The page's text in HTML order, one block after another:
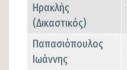
Ηρακλής
(Δικαστικός)
Παπασιόπουλος
Ιωάννης